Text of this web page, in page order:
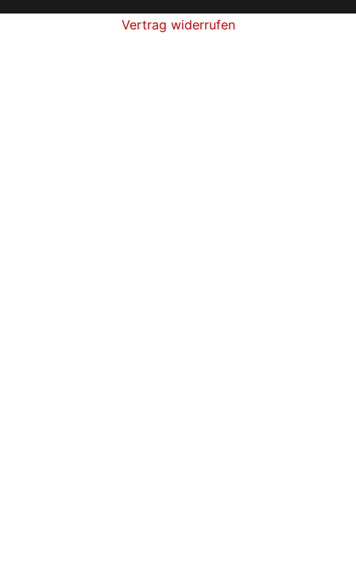
Vertrag widerrufen